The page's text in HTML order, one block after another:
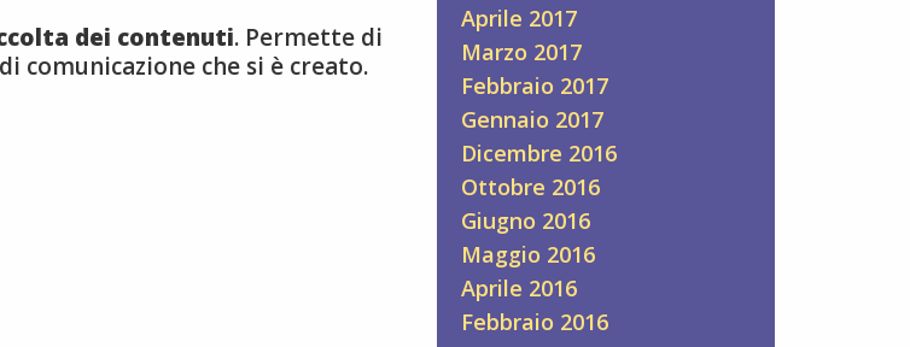
dei contenuti. Permette di
comunicazione che si è creato.
Aprile 2017
Marzo 2017
Febbraio 2017
Gennaio 2017
Dicembre 2016
Ottobre 2016
Giugno 2016
Maggio 2016
Aprile 2016
Febbraio 2016